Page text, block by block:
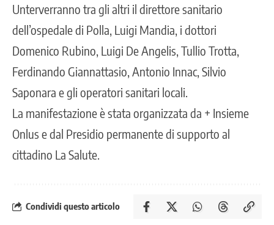
Unterverranno tra gli altri il direttore sanitario
dell’ospedale di Polla, Luigi Mandia, i dottori
Domenico Rubino, Luigi De Angelis, Tullio Trotta,
Ferdinando Giannattasio, Antonio Innac, Silvio
Saponara e gli operatori sanitari locali.
La manifestazione è stata organizzata da + Insieme
Onlus e dal Presidio permanente di supporto al
cittadino La Salute.
Condividi questo articolo